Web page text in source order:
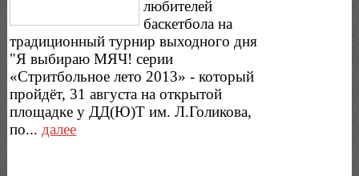
любителей
баскетбола на
традиционный турнир выходного дня
"Я выбираю МЯЧ! серии
«Стритбольное лето 2013» - который
пройдёт, 31 августа на открытой
площадке у ДД(Ю)Т им. Л.Голикова,
по...далее